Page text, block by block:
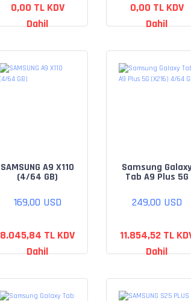
0,00 TL KDV
Dahil
0,00 TL KDV
Dahil
SAMSUNG A9 X110
(4/64 GB)
169,00 USD
8.045,84 TL KDV
Dahil
Samsung
Tab A9 Plus 5G
249,00 USD
11.854,52 TL
Dahil